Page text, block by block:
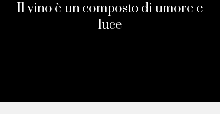
Il vino è un composto di umore e
luce